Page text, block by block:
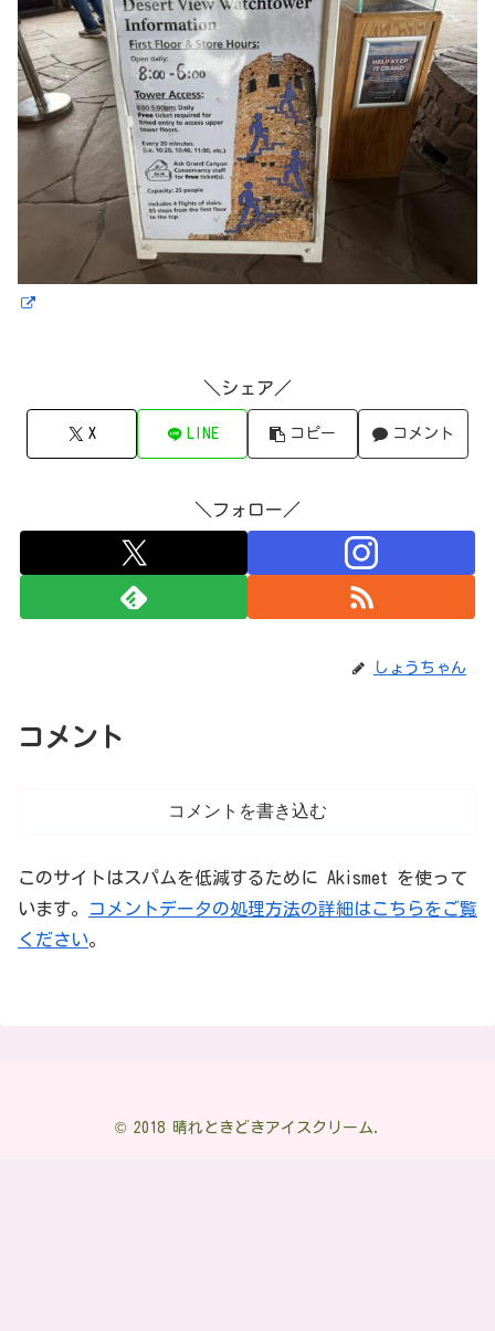
＼シェア／
X LINE コピー コメント
＼フォロー／
しょうちゃん
コメント
コメントを書き込む
このサイトはスパムを低減するために Akismet を使って
います。
コメントデータの処理方法の詳細はこちらをご覧
ください。
© 2018 晴れときどきアイスクリーム.